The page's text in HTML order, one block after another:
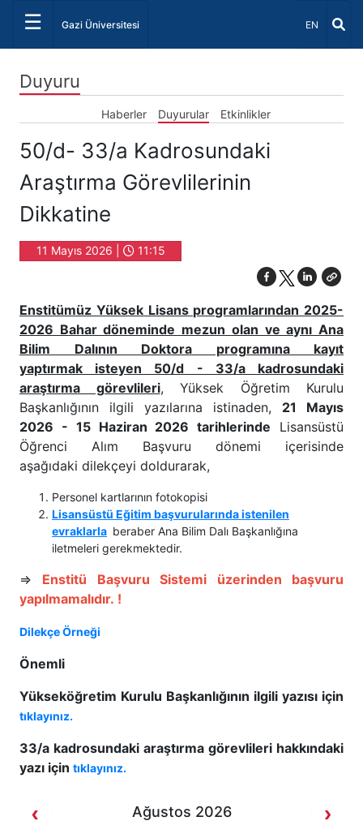
☰ Gazi Üniversitesi Dil Seçiniz
EN
Duyuru
Haberler Duyurular Etkinlikler
50/d- 33/a Kadrosundaki
Araştırma Görevlilerinin
Dikkatine
11 Mayıs 2026 | 11:15
Enstitümüz Yüksek Lisans programlarından 2025-
2026 Bahar döneminde mezun olan ve aynı Ana
Bilim Dalının Doktora programına kayıt
yaptırmak isteyen 50/d - 33/a kadrosundaki
araştırma görevlileri, Yüksek Öğretim Kurulu
Başkanlığının ilgili yazılarına istinaden, 21 Mayıs
2026 - 15 Haziran 2026 tarihlerinde Lisansüstü
Öğrenci Alım Başvuru dönemi içerisinde
aşağıdaki dilekçeyi doldurarak,
Personel kartlarının fotokopisi
Lisansüstü Eğitim başvurularında istenilen
evraklarla beraber Ana Bilim Dalı Başkanlığına
iletmeleri gerekmektedir.
⇒ Enstitü Başvuru Sistemi üzerinden başvuru
yapılmamalıdır. !
Dilekçe Örneği
Önemli
Yükseköğretim Kurulu Başkanlığının ilgili yazısı için
tıklayınız.
33/a kadrosundaki araştırma görevlileri hakkındaki
yazı için tıklayınız.
Ağustos 2026